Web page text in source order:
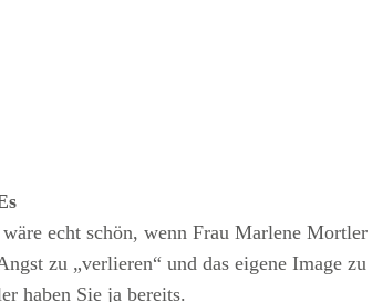
echt schön, wenn Frau Marlene
zu „verlieren“ und das eigene Image
haben Sie ja bereits.